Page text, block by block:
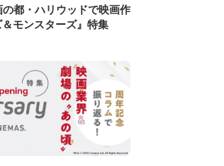
の都・ハリウッドで映画作
モンスターズ』特集